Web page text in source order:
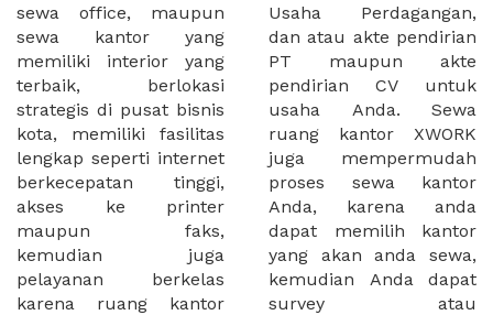
sewa office, maupun
sewa kantor yang
memiliki interior yang
terbaik, berlokasi
strategis di pusat bisnis
kota, memiliki fasilitas
lengkap seperti internet
berkecepatan tinggi,
akses ke printer
maupun faks,
kemudian juga
pelayanan berkelas
karena ruang kantor
Usaha Perdagangan,
dan atau akte pendirian
PT maupun akte
pendirian CV untuk
usaha Anda. Sewa
ruang kantor XWORK
juga mempermudah
proses sewa kantor
Anda, karena anda
dapat memilih kantor
yang akan anda sewa,
kemudian Anda dapat
survey atau